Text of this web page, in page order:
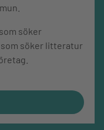
söker
söker litteratur